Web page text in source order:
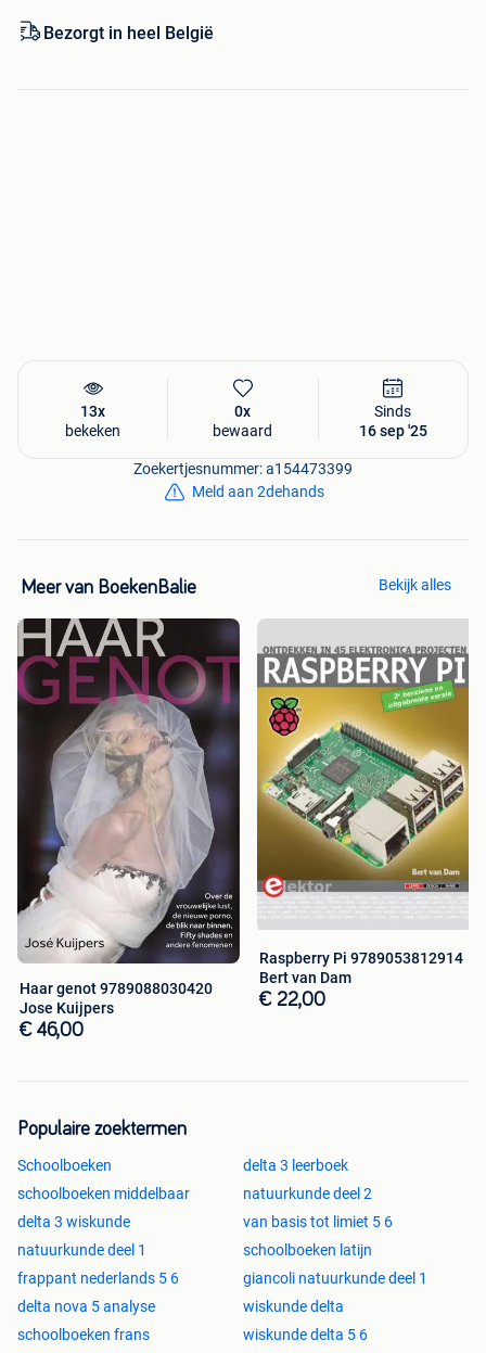
tweedehands boeken:
Bezorgt in heel België
13x
bekeken
0x
bewaard
Sinds
16 sep '25
Zoekertjesnummer: a154473399
Meld aan 2dehands
Meer van BoekenBalie Bekijk alles
Haar genot 9789088030420
Jose Kuijpers
€ 46,00
Raspberry Pi 9789053812914
Bert van Dam
€ 22,00
Populaire zoektermen
Schoolboeken
delta 3 leerboek
schoolboeken middelbaar
natuurkunde deel 2
delta 3 wiskunde
van basis tot limiet 5 6
natuurkunde deel 1
schoolboeken latijn
frappant nederlands 5 6
giancoli natuurkunde deel 1
delta nova 5 analyse
wiskunde delta
schoolboeken frans
wiskunde delta 5 6